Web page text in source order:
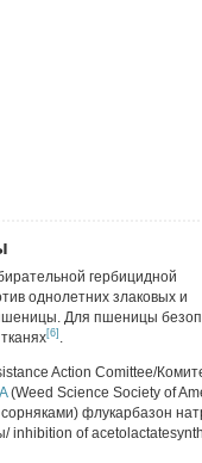
гербицидной
однолетних злаковых и
Для пшеницы
[6] .
Action Comittee/
(Weed Science Society of
флукарбазон
inhibition of